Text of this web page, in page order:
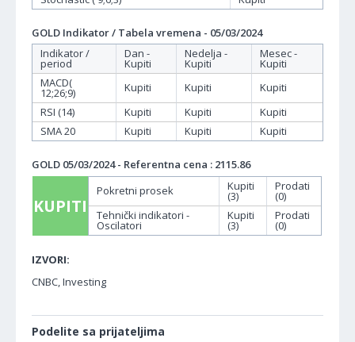
GOLD Indikator / Tabela vremena - 05/03/2024
Indikator /
period
Dan -
Kupiti
Nedelja -
Kupiti
Mesec -
Kupiti
MACD(
12;26;9) Kupiti Kupiti
Kupiti
RSI (14)
Kupiti Kupiti
Kupiti
SMA 20
Kupiti Kupiti Kupiti
GOLD 05/03/2024 - Referentna cena : 2115.86
KUPITI
Pokretni prosek Kupiti
(3)
Prodati
(0)
Tehnički indikatori -
Oscilatori
Kupiti
(3)
Prodati
(0)
IZVORI:
CNBC, Investing
Podelite sa prijateljima